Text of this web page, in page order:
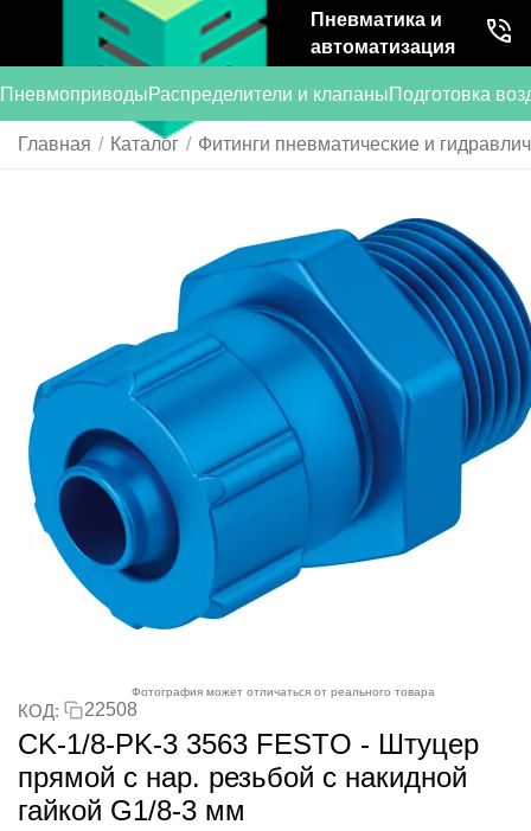
Пневматика и
автоматизация
ПневмоприводыРаспределители и клапаныПодготовка
Главная / Каталог / Фитинги пневматические и
Фотография может отличаться от реального товара
КОД: 22508
CK-1/8-PK-3 3563 FESTO - Штуцер
прямой с нар. резьбой с накидной
гайкой G1/8-3 мм